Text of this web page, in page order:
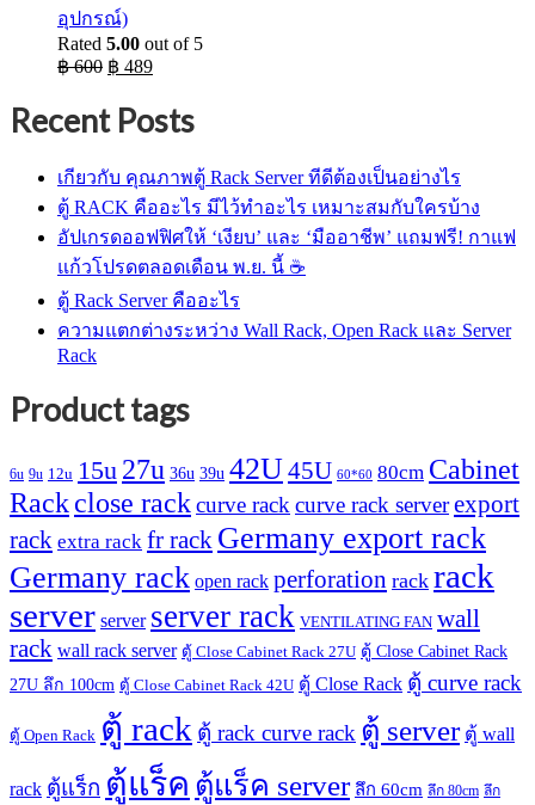
อุปกรณ์)
Rated 5.00 out of 5
฿600 Original
was:
฿ 600.
฿ 489Current
฿ 489.
Recent Posts
เกียวกับ คุณภาพตู้ Rack Server ทีดีต้องเป็นอย่างไร
ตู้ RACK คืออะไร มีไว้ทำอะไร เหมาะสมกับใครบ้าง
อัปเกรดออฟฟิศให้ ‘เงียบ’ และ ‘มืออาชีพ’ แถมฟรี! กาแฟ
แก้วโปรดตลอดเดือน พ.ย. นี้ ☕
ตู้ Rack Server คืออะไร
ความแตกต่างระหว่าง Wall Rack, Open Rack และ Server
Rack
Product tags
6u 9u 12u 15u 27u 36u 39u 42U45U 60*60 80cm Cabinet
Rackclose rackcurve rack curve rack serverexport
rack extra rack fr rack Germany export rack
Germany rack open rack perforation rack rack
server server server rack VENTILATING FAN wall
rack wall rack server ตู้ Close Cabinet Rack 27U ตู้ Close Cabinet Rack
27U ลึก 100cm ตู้ Close Cabinet Rack 42U ตู้ Close Rack ตู้ curve rack
ตู้ Open Rack ตู้ rack ตู้ rack curve rack ตู้ server ตู้ wall
rack ตู้แร็ก ตู้แร็ค ตู้แร็ค server ลึก 60cm ลึก 80cm ลึก